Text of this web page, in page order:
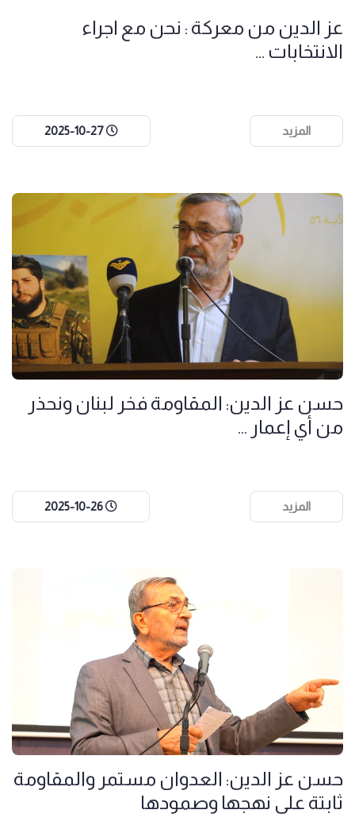
عز الدين من معركة : نحن مع اجراء
الانتخابات ...
المزيد
حسن عز الدين: المقاومة فخر لبنان ونحذر
من أي إعمار ...
المزيد
حسن عز الدين: العدوان مستمر والمقاومة
ثابتة على نهجها وصمودها